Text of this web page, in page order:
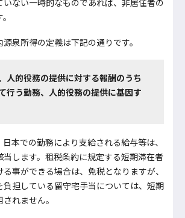
いない一時的なものであれば、非居住者の
泉所得の定義は下記の通りです。
人的役務の提供に対する報酬のうち
行う勤務、人的役務の提供に基因す
本での勤務により支給される給与等は、
当します。租税条約に規定する短期滞在者
事ができる場合は、免税となりますが、
負担している留守宅手当については、短期
れません。